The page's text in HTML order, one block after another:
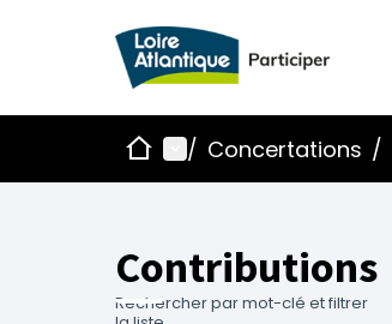
AccueilMenu principal
/ Concertations /
Contributions
Rechercher par mot-clé et filtrer